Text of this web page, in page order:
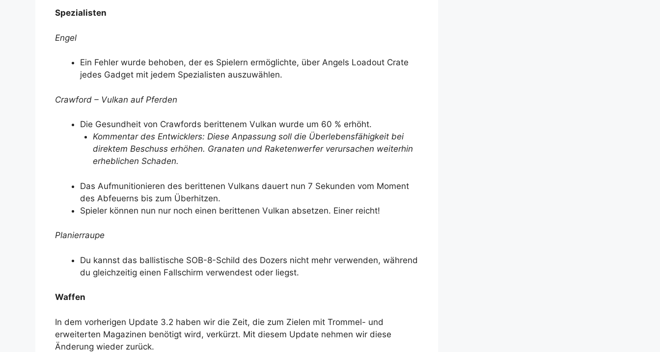
Spezialisten
Engel
Ein Fehler wurde behoben, der es Spielern ermöglichte, über Angels Loadout Crate
jedes Gadget mit jedem Spezialisten auszuwählen.
Crawford – Vulkan auf Pferden
Die Gesundheit von Crawfords berittenem Vulkan wurde um 60 % erhöht.
Kommentar des Entwicklers: Diese Anpassung soll die Überlebensfähigkeit bei
direktem Beschuss erhöhen. Granaten und Raketenwerfer verursachen weiterhin
erheblichen Schaden.
Das Aufmunitionieren des berittenen Vulkans dauert nun 7 Sekunden vom Moment
des Abfeuerns bis zum Überhitzen.
Spieler können nun nur noch einen berittenen Vulkan absetzen. Einer reicht!
Planierraupe
Du kannst das ballistische SOB-8-Schild des Dozers nicht mehr verwenden, während
du gleichzeitig einen Fallschirm verwendest oder liegst.
Waffen
In dem vorherigen Update 3.2 haben wir die Zeit, die zum Zielen mit Trommel- und
erweiterten Magazinen benötigt wird, verkürzt. Mit diesem Update nehmen wir diese
Änderung wieder zurück.